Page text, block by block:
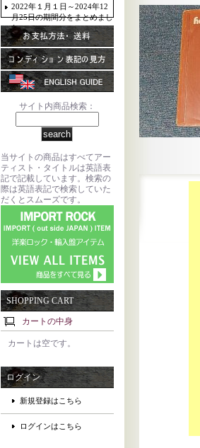
2022年１月１日～2024年12
月25日の期間分をまとめまし
た。
サイト内商品検索：
当サイトの商品はすべてアー
ティスト・タイトルは英語表
記で記載しています。検索の
際は英語表記で検索していた
だくとスムーズです。
SHOPPING CART
カートの中身
カートは空です。
ログイン
新規登録はこちら
ログインはこちら